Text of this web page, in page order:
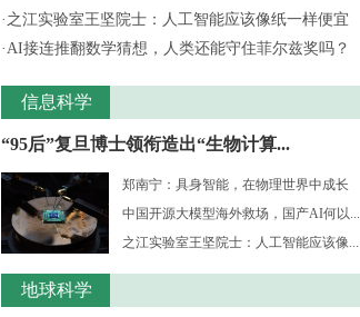
· 之江实验室王坚院士：人工智能应该像纸一样便宜
·AI接连推翻数学猜想，人类还能守住菲尔兹奖吗？
信息科学
“95后”复旦博士领衔造出“生物计算...
郑南宁：具身智能，在物理世界中成长
中国开源大模型海外救场，国产AI何以...
之江实验室王坚院士：人工智能应该像...
地球科学